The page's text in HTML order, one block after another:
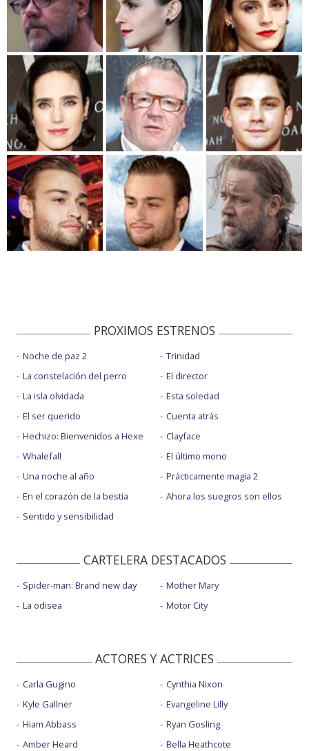
PROXIMOS ESTRENOS
Noche de paz 2
La constelación del perro
La isla olvidada
El ser querido
Hechizo: Bienvenidos a Hexe
Whalefall
Una noche al año
En el corazón de la bestia
Sentido y sensibilidad
Trinidad
El director
Esta soledad
Cuenta atrás
Clayface
El último mono
Prácticamente magia 2
Ahora los suegros son ellos
CARTELERA DESTACADOS
Spider-man: Brand new day
La odisea
Mother Mary
Motor City
ACTORES Y ACTRICES
Carla Gugino
Kyle Gallner
Hiam Abbass
Amber Heard
Cynthia Nixon
Evangeline Lilly
Ryan Gosling
Bella Heathcote